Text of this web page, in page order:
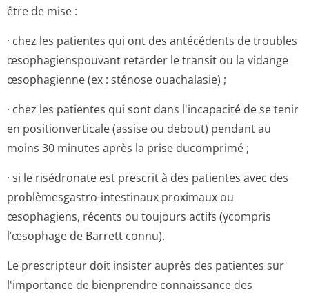
être de mise :
· chez les patientes qui ont des antécédents de troubles
œsophagienspouvant retarder le transit ou la vidange
œsophagienne (ex : sténose ouachalasie) ;
· chez les patientes qui sont dans l'incapacité de se tenir
en positionverticale (assise ou debout) pendant au
moins 30 minutes après la prise ducomprimé ;
· si le risédronate est prescrit à des patientes avec des
problèmesgastro-intestinaux proximaux ou
œsophagiens, récents ou toujours actifs (ycompris
l’œsophage de Barrett connu).
Le prescripteur doit insister auprès des patientes sur
l'importance de bienprendre connaissance des